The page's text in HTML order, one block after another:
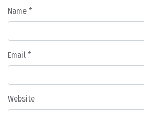
Name *
Email *
Website